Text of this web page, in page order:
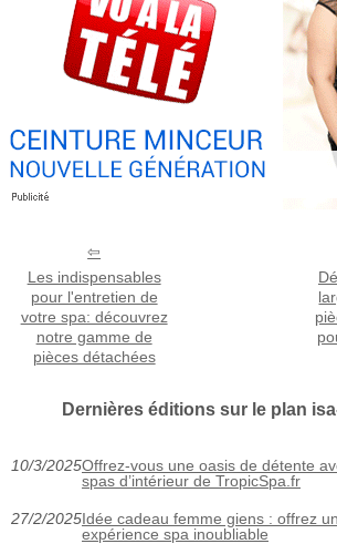
Les indispensables
pour l'entretien de
votre spa: découvrez
notre gamme de
pièces détachées
Dernières éditions sur le plan
10/3/2025Offrez-vous une oasis de détente
spas d’intérieur de TropicSpa.fr
27/2/2025Idée cadeau femme giens : offrez
expérience spa inoubliable